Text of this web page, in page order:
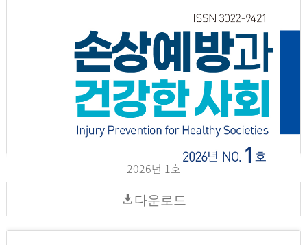
2026년 1호
다운로드